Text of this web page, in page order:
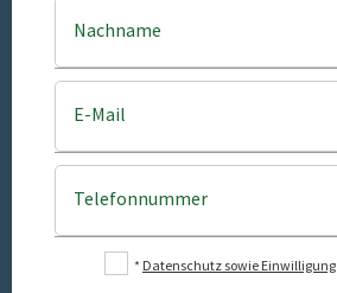
Nachname
E-Mail
Telefonnummer
* Datenschutz sowie Einwilligung